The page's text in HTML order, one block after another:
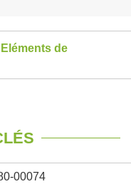
de
00074